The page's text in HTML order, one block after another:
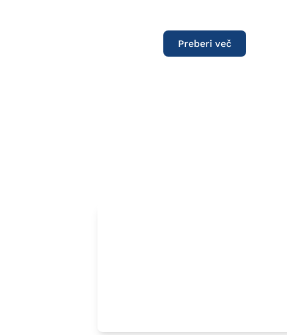
Preberi več